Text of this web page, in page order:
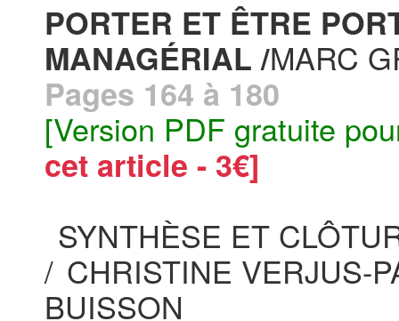
PORTER ET ÊTRE
MANAGÉRIAL /MARC
Pages 164 à 180
[Version PDF gratuite
cet article - 3€]
SYNTHÈSE ET
/ CHRISTINE VERJUS-
BUISSON